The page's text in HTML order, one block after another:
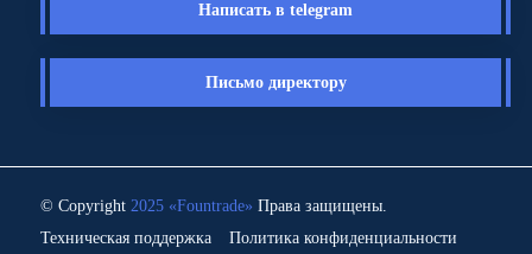
Написать в telegram
Письмо директору
© Copyright2025 «Fоuntrade» Права защищены.
Техническая поддержка
Политика конфиденциальности